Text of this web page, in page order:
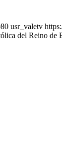
usr_valetv
del Reino de